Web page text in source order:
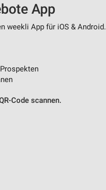
App
weekli App für iOS & Android.
Code scannen.